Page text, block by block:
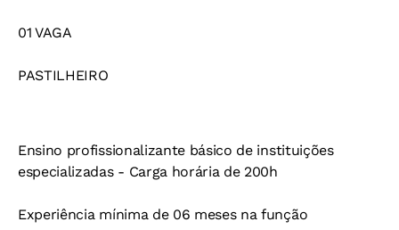
01 VAGA
PASTILHEIRO
Ensino profissionalizante básico de instituições
especializadas - Carga horária de 200h
Experiência mínima de 06 meses na função